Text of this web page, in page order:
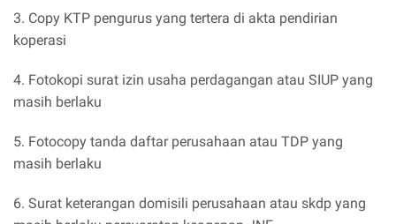
3. Copy KTP pengurus yang tertera di akta pendirian
koperasi
4. Fotokopi surat izin usaha perdagangan atau SIUP yang
masih berlaku
5. Fotocopy tanda daftar perusahaan atau TDP yang
masih berlaku
6. Surat keterangan domisili perusahaan atau skdp yang